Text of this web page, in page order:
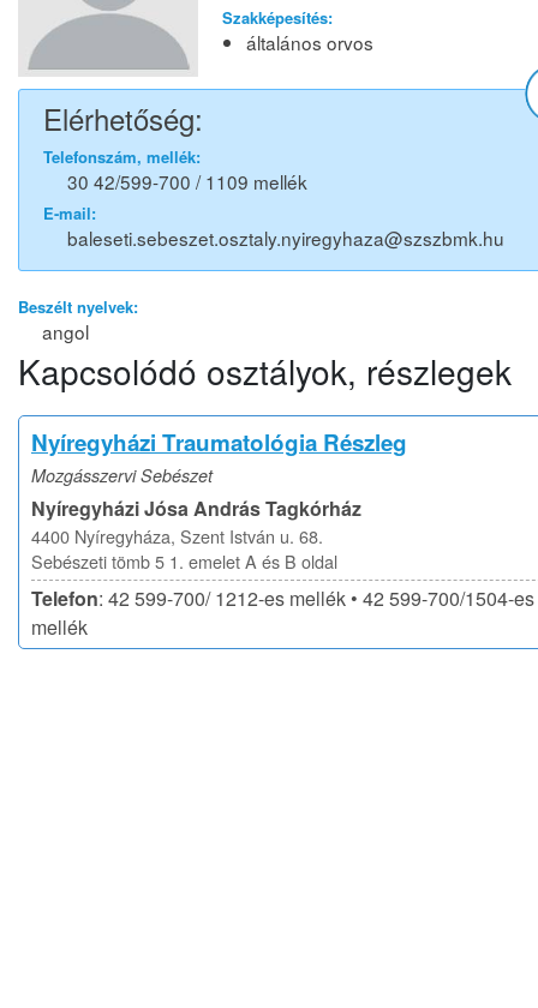
Szakképesítés:
általános orvos
Elérhetőség:
Telefonszám, mellék:
30 42/599-700 / 1109 mellék
E-mail:
baleseti.sebeszet.osztaly.nyiregyhaza@szszbmk.hu
Beszélt nyelvek:
angol
Kapcsolódó osztályok, részlegek
Nyíregyházi Traumatológia Részleg
Mozgásszervi Sebészet
Nyíregyházi Jósa András Tagkórház
4400 Nyíregyháza, Szent István u. 68.
Sebészeti tömb 5 1. emelet A és B oldal
Telefon: 42 599-700/ 1212-es mellék • 42 599-700/1504-es
mellék